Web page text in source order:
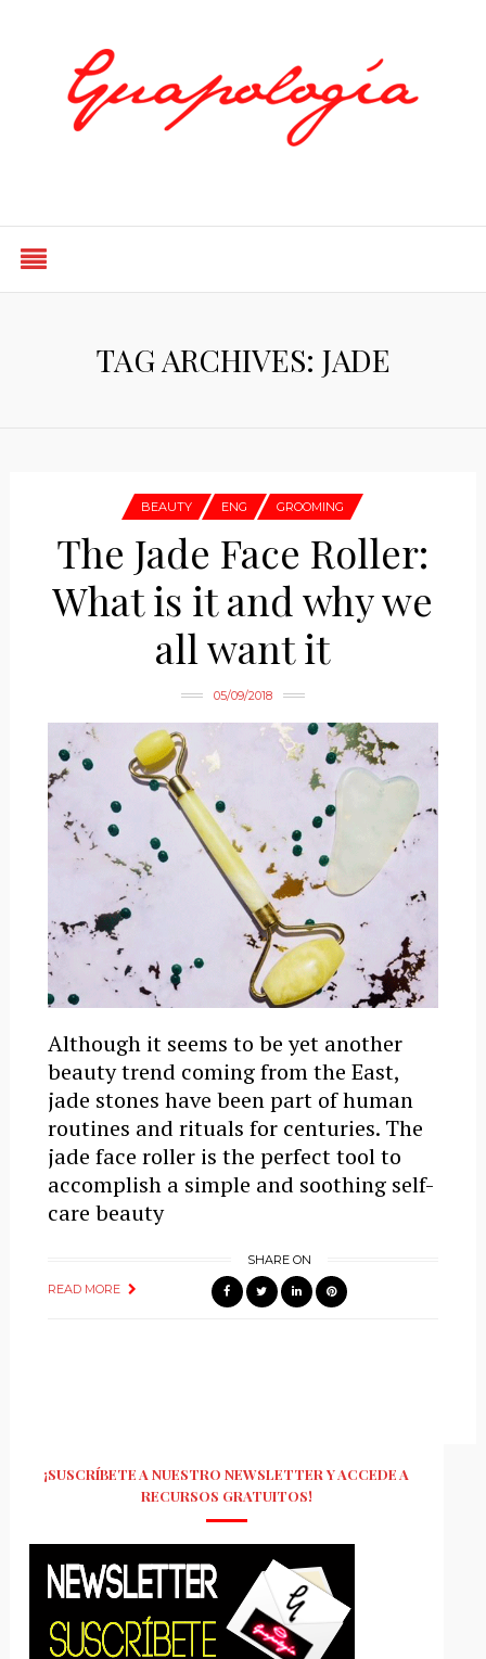
TAG ARCHIVES: JADE
BEAUTY ENG GROOMING
The Jade Face Roller:
What is it and why we
all want it
05/09/2018
Although it seems to be yet another
beauty trend coming from the East,
jade stones have been part of human
routines and rituals for centuries. The
jade face roller is the perfect tool to
accomplish a simple and soothing self-
care beauty
READ MORE
SHARE ON
¡SUSCRÍBETE A NUESTRO NEWSLETTER Y ACCEDE A
RECURSOS GRATUITOS!